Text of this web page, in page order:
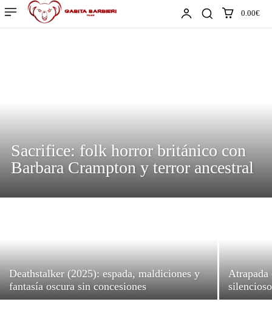
0.00€
Sacrifice: folk horror británico con
Barbara Crampton y terror ancestral
Deathstalker (2025): espada, maldiciones y
fantasía oscura sin concesiones
Atrapada